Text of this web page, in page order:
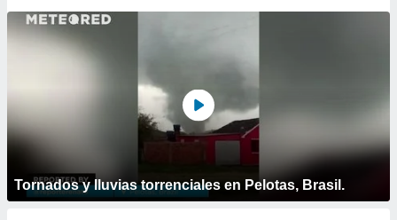
Tornados y lluvias torrenciales en Pelotas, Brasil.